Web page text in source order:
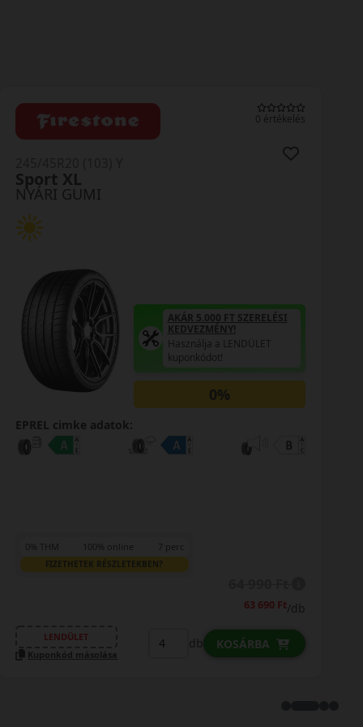
0 értékelés
NYÁRI GUMI
PotenzaSport Evo XL
AKÁR 5.000 FT SZERELÉSI
KEDVEZMÉNY!
Használja a LENDÜLET
kuponkódot!
0%
EPREL cimke adatok:
0% THM 100% online 7 perc
FIZETHETEK RÉSZLETEKBEN?
79 990 Ft/db
LENDÜLET
Kuponkód másolása
db KOSÁRBA